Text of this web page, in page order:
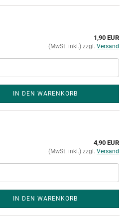
1,90 EUR
(MwSt. inkl.) zzgl. Versand
IN DEN WARENKORB
4,90 EUR
(MwSt. inkl.) zzgl. Versand
IN DEN WARENKORB